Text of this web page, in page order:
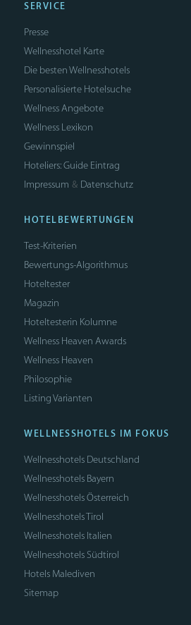
SERVICE
Presse
Wellnesshotel Karte
Die besten Wellnesshotels
Personalisierte Hotelsuche
Wellness Angebote
Wellness Lexikon
Gewinnspiel
Hoteliers: Guide Eintrag
Impressum & Datenschutz
HOTELBEWERTUNGEN
Test-Kriterien
Bewertungs-Algorithmus
Hoteltester
Magazin
Hoteltesterin Kolumne
Wellness Heaven Awards
Wellness Heaven
Philosophie
Listing Varianten
WELLNESSHOTELS IM FOKUS
Wellnesshotels Deutschland
Wellnesshotels Bayern
Wellnesshotels Österreich
Wellnesshotels Tirol
Wellnesshotels Italien
Wellnesshotels Südtirol
Hotels Malediven
Sitemap